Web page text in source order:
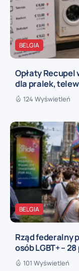
BELGIA
Opłaty Recupel
dla pralek,
124 Wyświetleń
BELGIA
Rząd federalny
osób LGBT+ –
101 Wyświetleń